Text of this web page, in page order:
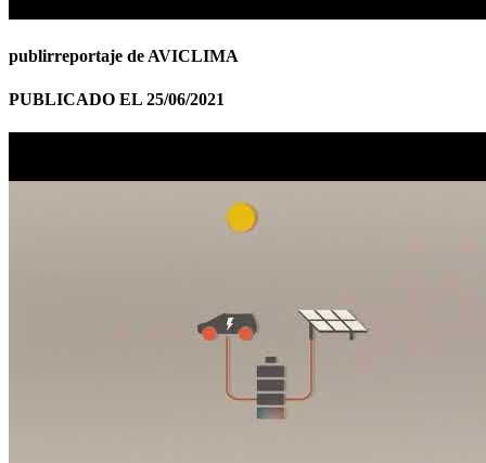
publirreportaje de AVICLIMA
PUBLICADO EL 25/06/2021